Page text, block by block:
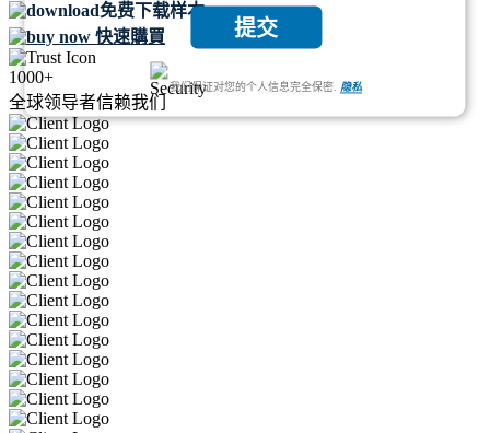
免费下载样本
快速購買
1000+
全球领导者信赖我们
提交
我们保证对您的个人信息完全保密. 隐私